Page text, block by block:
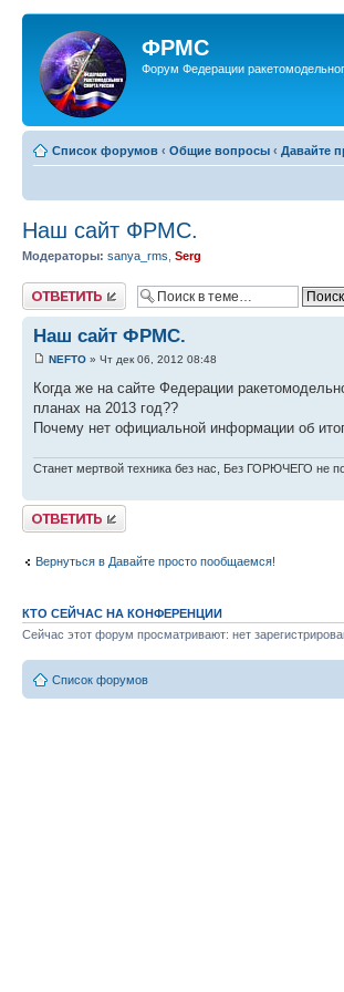
ФРМС
Форум Федерации
Список форумов ‹ Общие вопросы ‹ Давайте
Наш сайт ФРМС.
Модераторы: sanya_rms Serg
Ответить
Наш сайт ФРМС.
NEFTO » Чт дек 06, 2012 08:48
Когда же на сайте Федерации
планах на 2013 год??
Почему нет официальной информации об
Станет мертвой техника без нас, Без ГОРЮЧЕГО не
Ответить
Вернуться в Давайте просто пообщаемся!
КТО СЕЙЧАС НА КОНФЕРЕНЦИИ
Сейчас этот форум просматривают: нет
Список форумов